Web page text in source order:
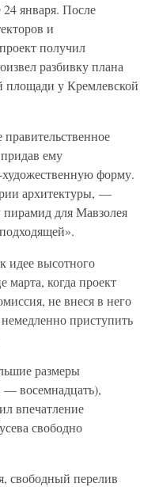
января. После
и
получил
разбивку плана
площади у Кремлевской
ему
форму.
архитектуры, —
для Мавзолея
идее высотного
марта, когда проект
не внеся в него
приступить
размеры
восемнадцать),
впечатление
свободно
свободный перелив